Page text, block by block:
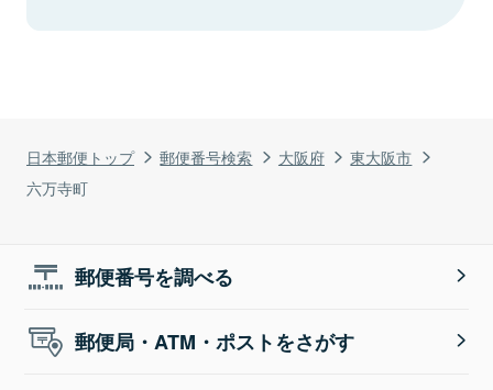
日本郵便トップ 郵便番号検索 大阪府
東大阪市
六万寺町
郵便番号を調べる
郵便局・ATM・ポストをさがす